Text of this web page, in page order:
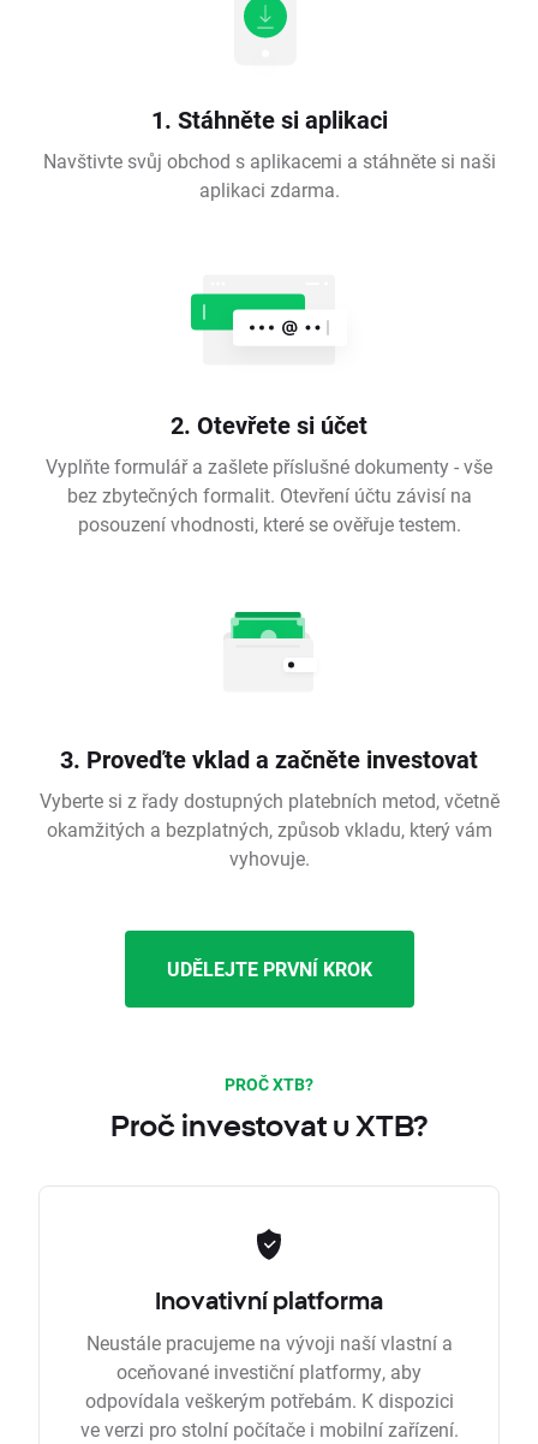
1. Stáhněte si aplikaci
Navštivte svůj obchod s aplikacemi a stáhněte si naši
aplikaci zdarma.
2. Otevřete si účet
Vyplňte formulář a zašlete příslušné dokumenty - vše
bez zbytečných formalit. Otevření účtu závisí na
posouzení vhodnosti, které se ověřuje testem.
3. Proveďte vklad a začněte investovat
Vyberte si z řady dostupných platebních metod, včetně
okamžitých a bezplatných, způsob vkladu, který vám
vyhovuje.
UDĚLEJTE PRVNÍ KROK
PROČ XTB?
Proč investovat u XTB?
Inovativní platforma
Neustále pracujeme na vývoji naší vlastní a
oceňované investiční platformy, aby
odpovídala veškerým potřebám. K dispozici
ve verzi pro stolní počítače i mobilní zařízení.